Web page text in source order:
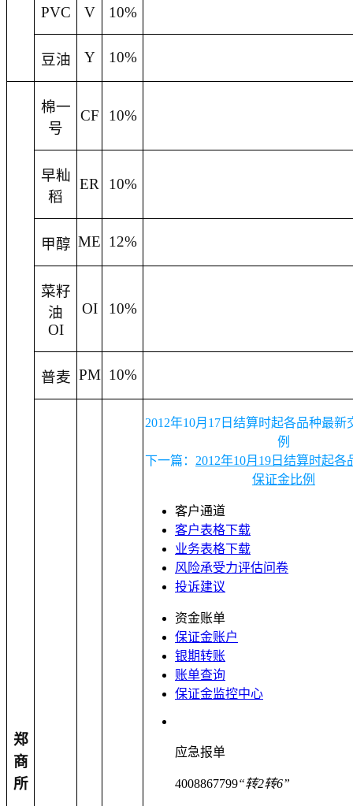
PVC V 10%
豆油 Y 10%
郑
商
所
棉一
号
CF 10%
早籼
稻
ER 10%
甲醇 ME 12%
菜籽
油
OI
OI 10%
普麦 PM 10%
2012年10月17日结算时起各品种最新
例
下一篇： 2012年10月19日结算时起各
保证金比例
客户通道
客户表格下载
业务表格下载
风险承受力评估问卷
投诉建议
资金账单
保证金账户
银期转账
账单查询
保证金监控中心
应急报单
4008867799“转2转6”